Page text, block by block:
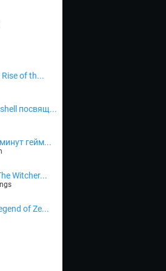
of th...
посвящ...
гейм...
Witcher...
of Ze...